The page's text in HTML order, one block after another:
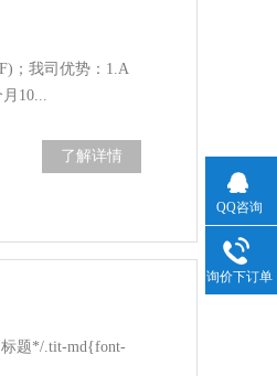
；我司优势：1.A
10...
了解详情
题*/.tit-md{font-
QQ咨询
询价下订单